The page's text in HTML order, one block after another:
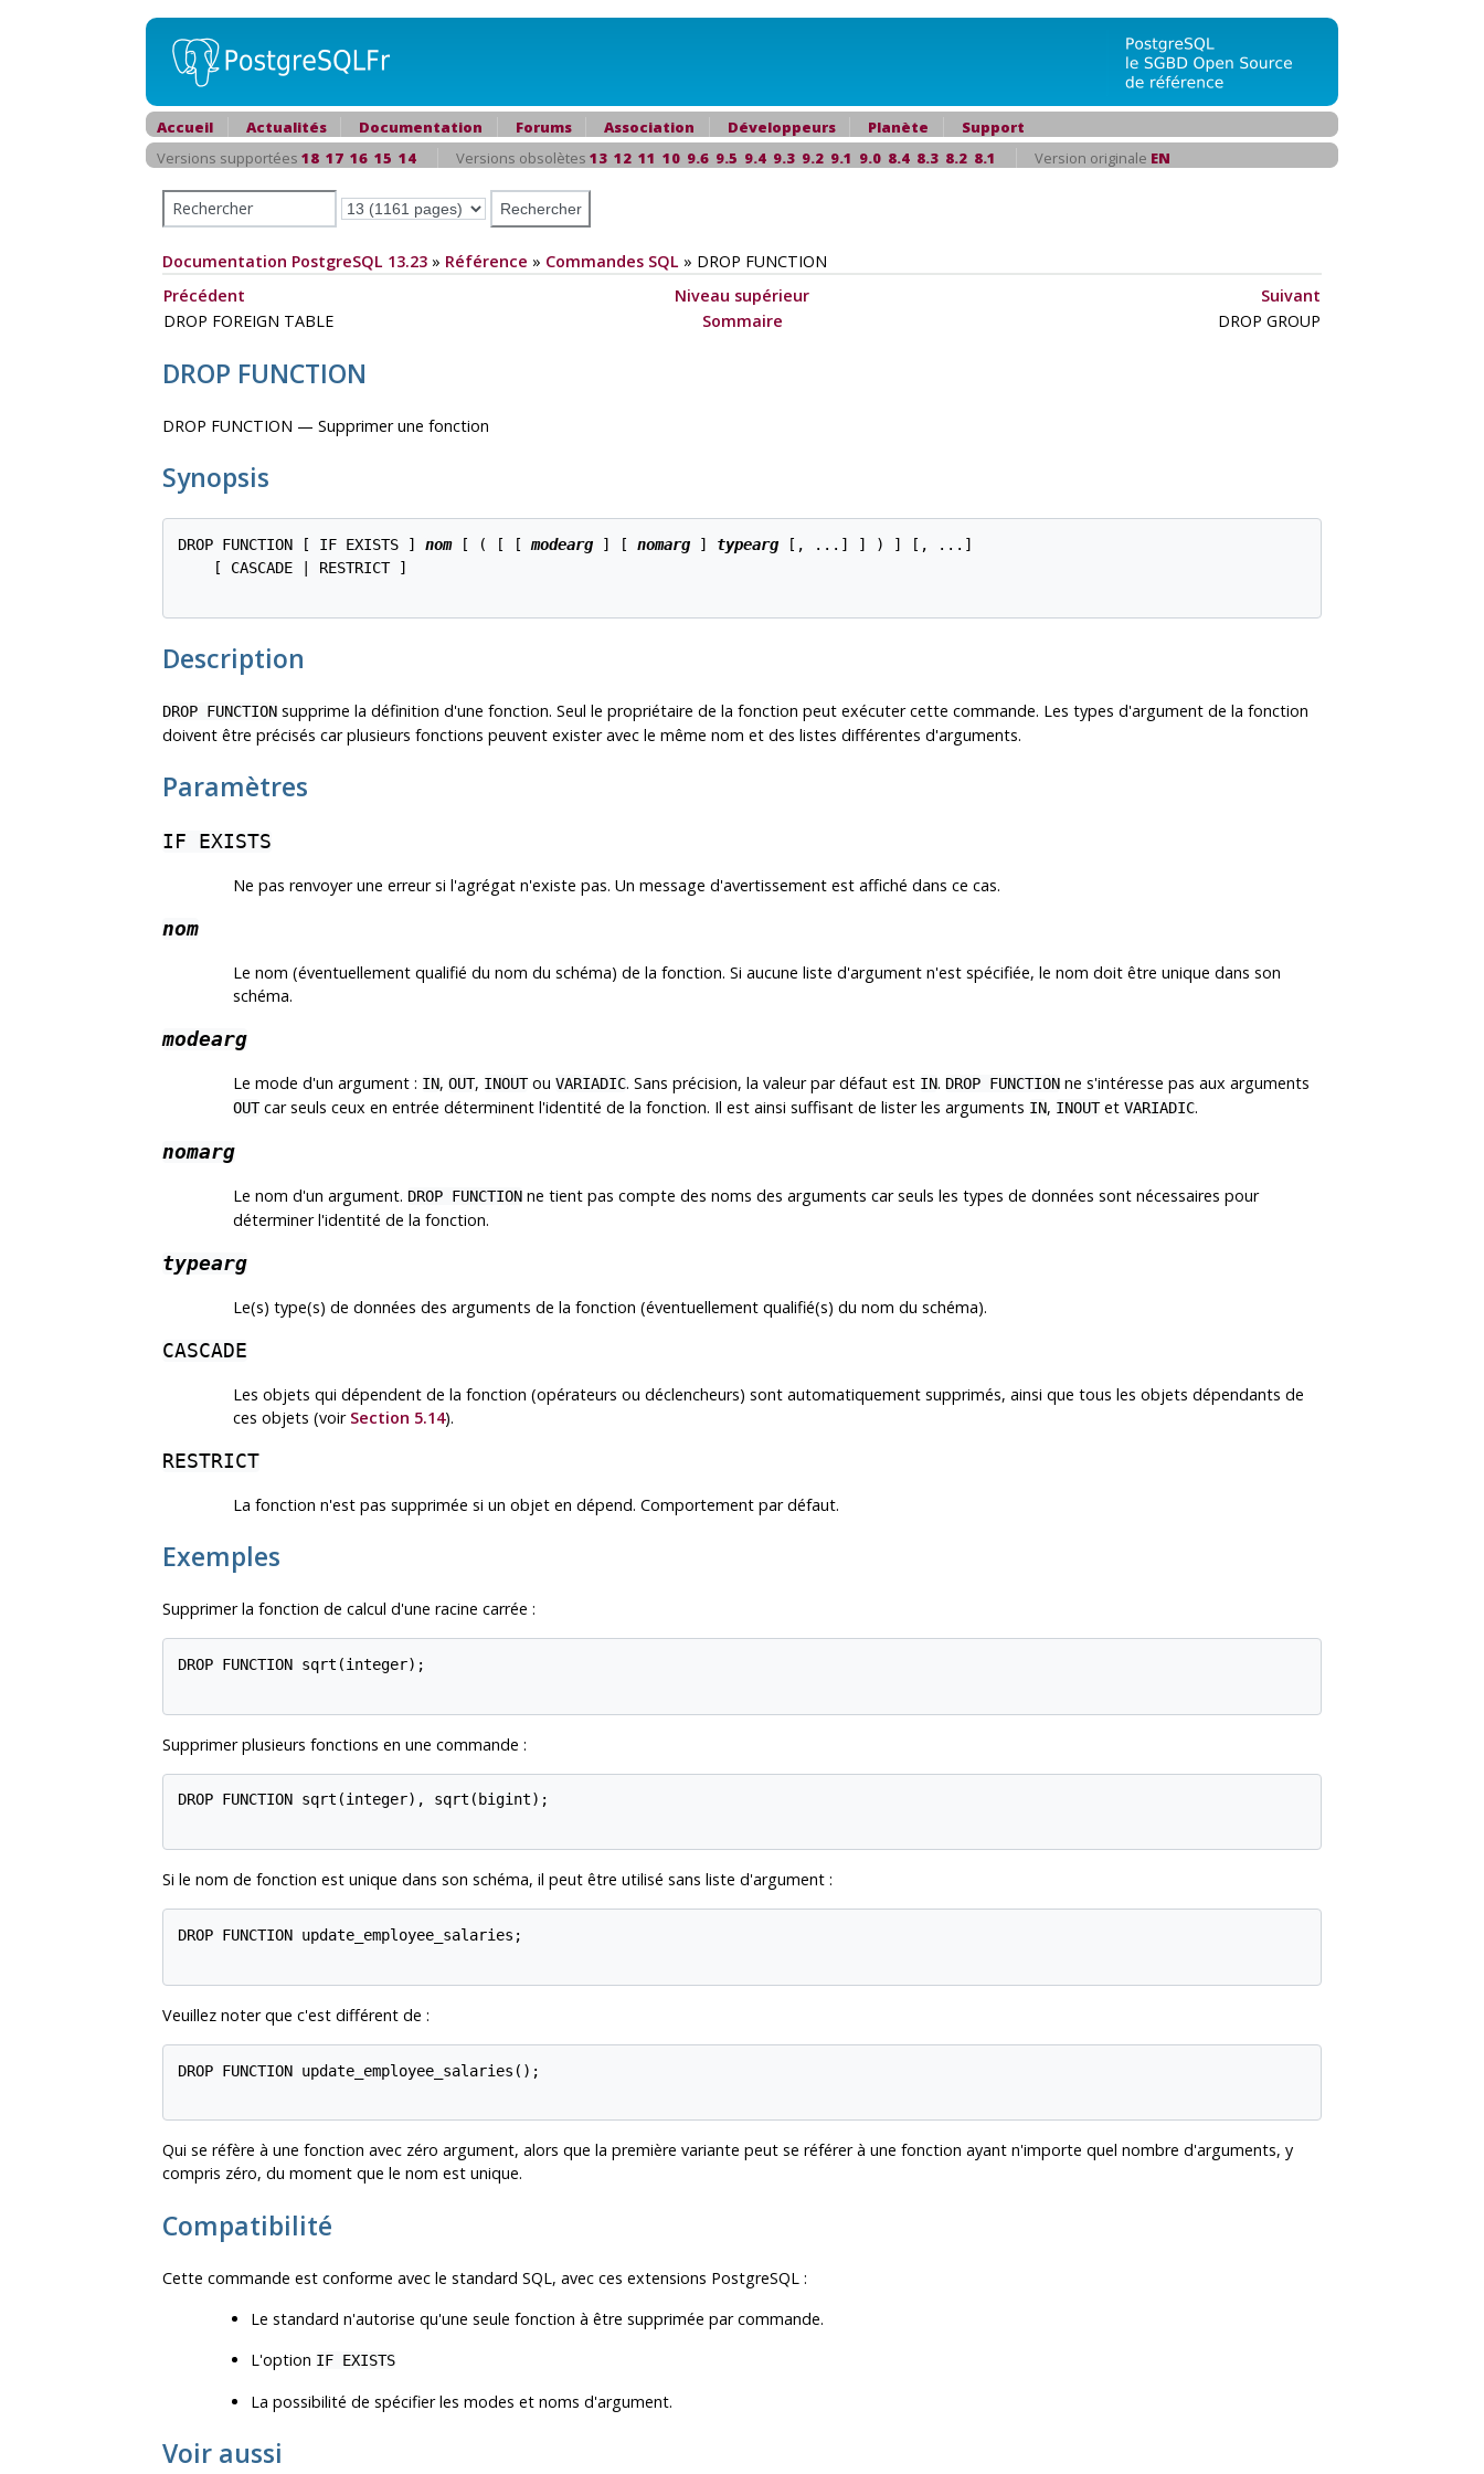
Accueil Actualités Documentation Forums Association Développeurs Planète
Support
Versions supportées 18 17 16 15 14 Versions obsolètes 13 12 11 10 9.6 9.5 9.4 9.3 9.2 9.1 9.0 8.4 8.3 8.2 8.1 Version originale EN
Documentation PostgreSQL 13.23 » Référence » Commandes SQL » DROP FUNCTION
Précédent
Niveau supérieur
Suivant
DROP FOREIGN TABLE
Sommaire DROP GROUP
DROP FUNCTION
DROP FUNCTION — Supprimer une fonction
Synopsis
DROP FUNCTION [ IF EXISTS ] nom [ ( [ [ modearg ] [ nomarg ] typearg [, ...] ] ) ] [, ...]
    [ CASCADE | RESTRICT ]
Description
DROP FUNCTION supprime la définition d'une fonction. Seul le propriétaire de la fonction peut exécuter cette commande. Les types d'argument de la fonction
doivent être précisés car plusieurs fonctions peuvent exister avec le même nom et des listes différentes d'arguments.
Paramètres
IF EXISTS
Ne pas renvoyer une erreur si l'agrégat n'existe pas. Un message d'avertissement est affiché dans ce cas.
nom
Le nom (éventuellement qualifié du nom du schéma) de la fonction. Si aucune liste d'argument n'est spécifiée, le nom doit être unique dans son
schéma.
modearg
Le mode d'un argument : IN, OUT, INOUTou VARIADIC. Sans précision, la valeur par défaut est IN. DROP FUNCTION ne s'intéresse pas aux arguments
OUTcar seuls ceux en entrée déterminent l'identité de la fonction. Il est ainsi suffisant de lister les arguments IN, INOUTet VARIADIC.
nomarg
Le nom d'un argument. DROP FUNCTION ne tient pas compte des noms des arguments car seuls les types de données sont nécessaires pour
déterminer l'identité de la fonction.
typearg
Le(s) type(s) de données des arguments de la fonction (éventuellement qualifié(s) du nom du schéma).
CASCADE
Les objets qui dépendent de la fonction (opérateurs ou déclencheurs) sont automatiquement supprimés, ainsi que tous les objets dépendants de
ces objets (voir Section 5.14).
RESTRICT
La fonction n'est pas supprimée si un objet en dépend. Comportement par défaut.
Exemples
Supprimer la fonction de calcul d'une racine carrée :
DROP FUNCTION sqrt(integer);
Supprimer plusieurs fonctions en une commande :
DROP FUNCTION sqrt(integer), sqrt(bigint);
Si le nom de fonction est unique dans son schéma, il peut être utilisé sans liste d'argument :
DROP FUNCTION update_employee_salaries;
Veuillez noter que c'est différent de :
DROP FUNCTION update_employee_salaries();
Qui se réfère à une fonction avec zéro argument, alors que la première variante peut se référer à une fonction ayant n'importe quel nombre d'arguments, y
compris zéro, du moment que le nom est unique.
Compatibilité
Cette commande est conforme avec le standard SQL, avec ces extensions PostgreSQL :
Le standard n'autorise qu'une seule fonction à être supprimée par commande.
L'option IF EXISTS
La possibilité de spécifier les modes et noms d'argument.
Voir aussi